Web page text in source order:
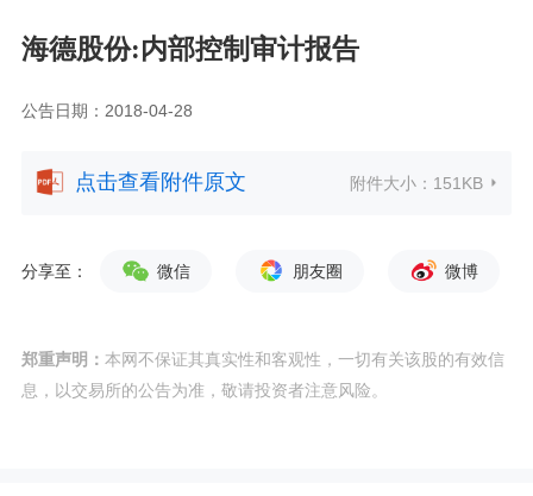
海德股份:内部控制审计报告
公告日期：2018-04-28
点击查看附件原文 附件大小： 151KB
分享至： 微信 朋友圈 微博
郑重声明： 本网不保证其真实性和客观性，一切有关该股的有效信
息，以交易所的公告为准，敬请投资者注意风险。